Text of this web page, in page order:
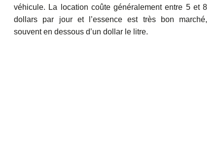
véhicule. La location coûte généralement entre 5 et 8
dollars par jour et l’essence est très bon marché,
souvent en dessous d’un dollar le litre.